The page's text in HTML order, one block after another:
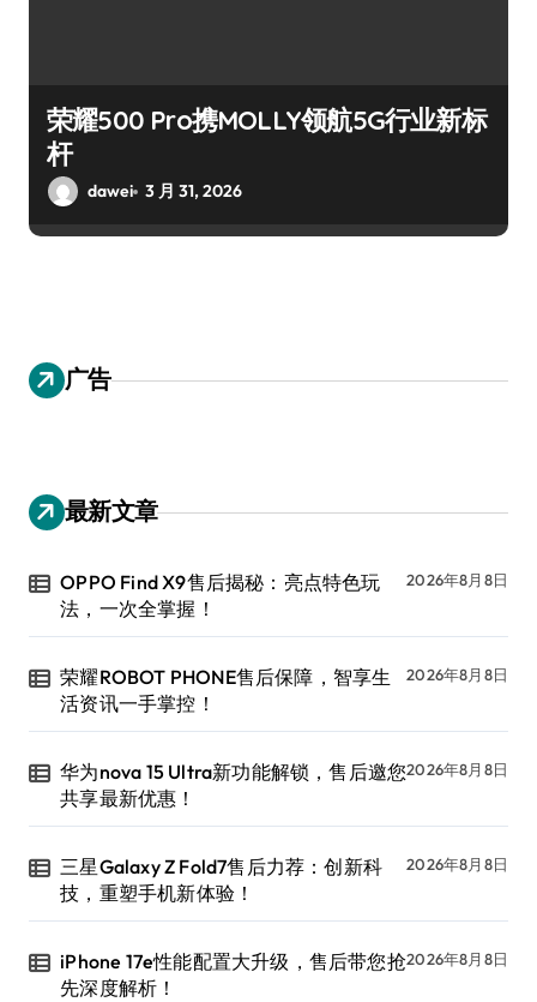
荣耀500 Pro携MOLLY领航5G行业新标
杆
dawei 3 月 31, 2026
广告
最新文章
OPPO Find X9售后揭秘：亮点特色玩
法，一次全掌握！
2026年8月8日
荣耀ROBOT PHONE售后保障，智享生
活资讯一手掌控！
2026年8月8日
华为nova 15 Ultra新功能解锁，售后邀您
共享最新优惠！
2026年8月8日
三星Galaxy Z Fold7售后力荐：创新科
技，重塑手机新体验！
2026年8月8日
iPhone 17e性能配置大升级，售后带您抢
先深度解析！
2026年8月8日